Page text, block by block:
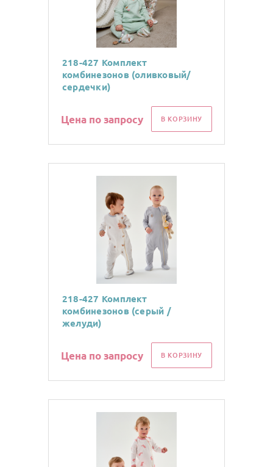
218-427 Комплект
комбинезонов (оливковый/
сердечки)
Цена по запросу В КОРЗИНУ
218-427 Комплект
комбинезонов (серый /
желуди)
Цена по запросу В КОРЗИНУ